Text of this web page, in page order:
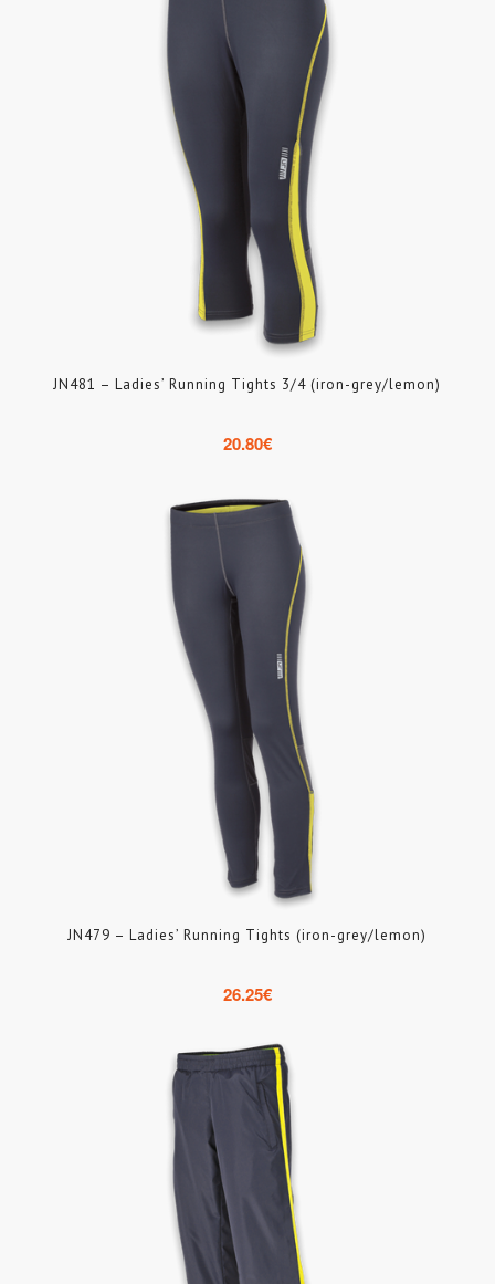
JN481 – Ladies’ Running Tights 3/4 (iron-grey/lemon)
20.80€
JN479 – Ladies’ Running Tights (iron-grey/lemon)
26.25€